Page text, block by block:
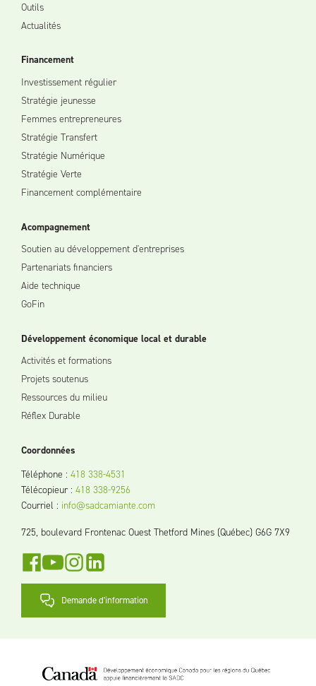
Outils
Actualités
Financement
Investissement régulier
Stratégie jeunesse
Femmes entrepreneures
Stratégie Transfert
Stratégie Numérique
Stratégie Verte
Financement complémentaire
Acompagnement
Soutien au développement d'entreprises
Partenariats financiers
Aide technique
GoFin
Développement économique local et durable
Activités et formations
Projets soutenus
Ressources du milieu
Réflex Durable
Coordonnées
Téléphone : 418 338-4531
Télécopieur: 418 338-9256
Courriel : info@sadcamiante.com
725, boulevard Frontenac Ouest Thetford Mines (Québec) G6G 7X9
Demande d'information